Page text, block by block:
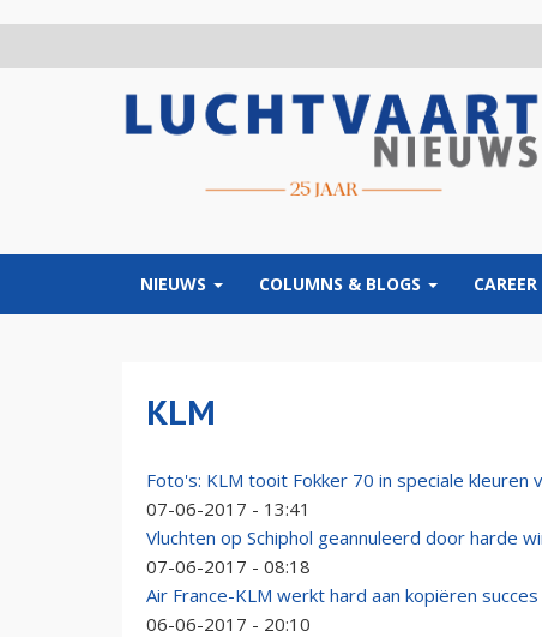
NIEUWS COLUMNS & BLOGS
KLM
Foto's: KLM tooit Fokker 70 in speciale kleuren
07-06-2017 - 13:41
Vluchten op Schiphol geannuleerd door harde
07-06-2017 - 08:18
Air France-KLM werkt hard aan kopiëren
06-06-2017 - 20:10